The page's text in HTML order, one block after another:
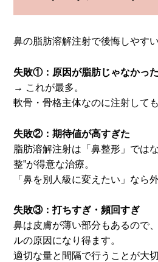
鼻の脂肪溶解注射で後悔しやす
失敗①：原因が脂肪じゃなかった
→ これが最多。
軟骨・骨格主体なのに注射して
失敗②：期待値が高すぎた
脂肪溶解注射は「鼻整形」では
整”が得意な治療。
「鼻を別人級に変えたい」なら
失敗③：打ちすぎ・頻回すぎ
鼻は皮膚が薄い部分もあるので
ルの原因になり得ます。
適切な量と間隔で行うことが大切